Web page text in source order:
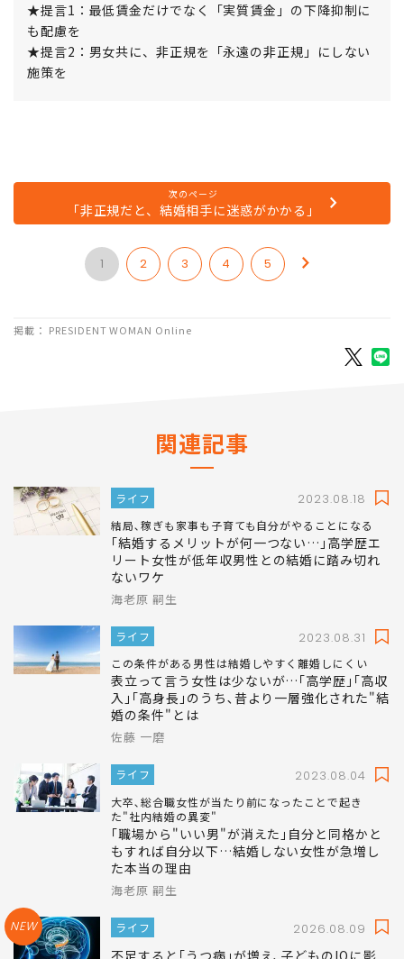
★提言1：最低賃金だけでなく「実質賃金」の下降抑制に
も配慮を
★提言2：男女共に、非正規を「永遠の非正規」にしない
施策を
次のページ
「非正規だと、結婚相手に迷惑がかかる」
1 2 3 4 5
掲載： PRESIDENT WOMAN Online
関連記事
ライフ 2023.08.18
結局､稼ぎも家事も子育ても自分がやることになる
｢結婚するメリットが何一つない…｣高学歴エ
リート女性が低年収男性との結婚に踏み切れ
ないワケ
海老原 嗣生
ライフ 2023.08.31
この条件がある男性は結婚しやすく離婚しにくい
表立って言う女性は少ないが…｢高学歴｣｢高収
入｣｢高身長｣のうち､昔より一層強化された"結
婚の条件"とは
佐藤 一磨
ライフ 2023.08.04
大卒､総合職女性が当たり前になったことで起き
た"社内結婚の異変"
｢職場から"いい男"が消えた｣自分と同格かと
もすれば自分以下…結婚しない女性が急増し
た本当の理由
海老原 嗣生
NEW ライフ 2026.08.09
不足すると｢うつ病｣が増え､子どものIQに影